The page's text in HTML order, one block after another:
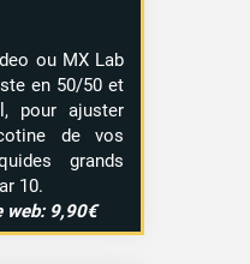
ou MX Lab
en 50/50 et
pour ajuster
de vos
grands
10.
web: 9,90€